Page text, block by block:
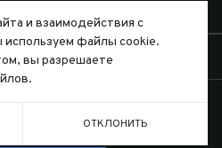
и взаимодействия с
используем файлы cookie.
вы разрешаете
ОТКЛОНИТЬ